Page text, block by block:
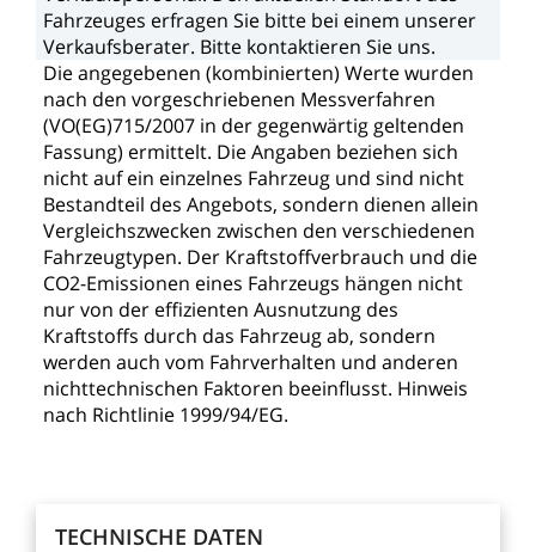
Fahrzeuges erfragen Sie bitte bei einem unserer
Verkaufsberater. Bitte kontaktieren Sie uns.
Dieangegebenen (kombinierten) Wertewurden
nach den vorgeschriebenen Messverfahren
(VO(EG)715/2007 in der gegenwärtig geltenden
Fassung) ermittelt. DieAngaben beziehen sich
nichtauf ein einzelnes Fahrzeug und sind nicht
Bestandteil des Angebots, sondern dienen allein
Vergleichszwecken zwischen den verschiedenen
Fahrzeugtypen. Der Kraftstoffverbrauch und die
CO2-Emissionen eines Fahrzeugs hängen nicht
nurvon der effizienten Ausnutzung des
Kraftstoffs durch das Fahrzeugab, sondern
werden auch vom Fahrverhalten und anderen
nichttechnischen Faktoren beeinflusst. Hinweis
nach Richtlinie 1999/94/EG.
TECHNISCHE DATEN